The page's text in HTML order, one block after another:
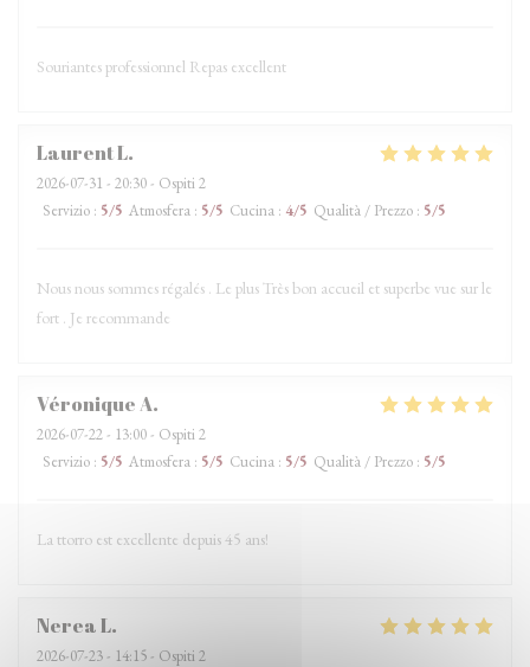
Souriantes professionnel Repas excellent
LaurentL
2026-07-31 - 20:30 - Ospiti 2
Servizio : 5/5 Atmosfera : 5/5 Cucina : 4/5 Qualità / Prezzo : 5/5
Nous nous sommes régalés . Le plus Très bon accueil et superbe vue sur le
fort . Je recommande
VéroniqueA
2026-07-22 - 13:00 - Ospiti 2
Servizio : 5/5 Atmosfera : 5/5 Cucina : 5/5 Qualità / Prezzo : 5/5
La ttorro est excellente depuis 45 ans!
NereaL
2026-07-23 - 14:15 - Ospiti 2